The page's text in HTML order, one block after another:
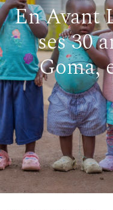
En Avant
ses 30
Goma,